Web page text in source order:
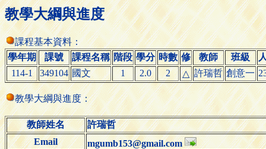
教學大綱與進度
課程基本資料：
學年期
課號 課程名稱 階段 學分 時數 修 教師 班級
114-1
349104 國文 1 2.0 2 △ 許瑞哲 創意一
教學大綱與進度：
教師姓名
許瑞哲
Email
mgumb153@gmail.com